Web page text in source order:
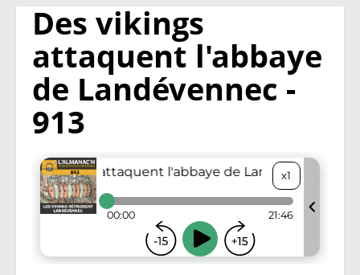
Des vikings
attaquent l'abbaye
de Landévennec -
913